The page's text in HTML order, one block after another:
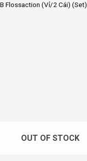
Flossaction (Vỉ/2 Cái) (Set)
OUT OF STOCK